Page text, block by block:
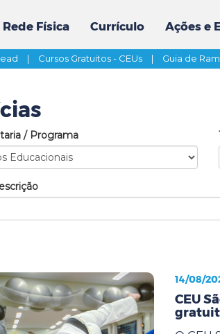
Rede Física Currículo Ações e
| Cursos Gratuitos - CEUs | Guia de
/ Programa
14/08/
CEU